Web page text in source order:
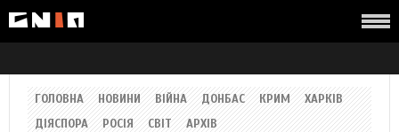
ГОЛОВНА НОВИНИ ВІЙНА ДОНБАС КРИМ
ХАРКІВ
ДІЯСПОРА
РОСІЯ СВІТ АРХІВ